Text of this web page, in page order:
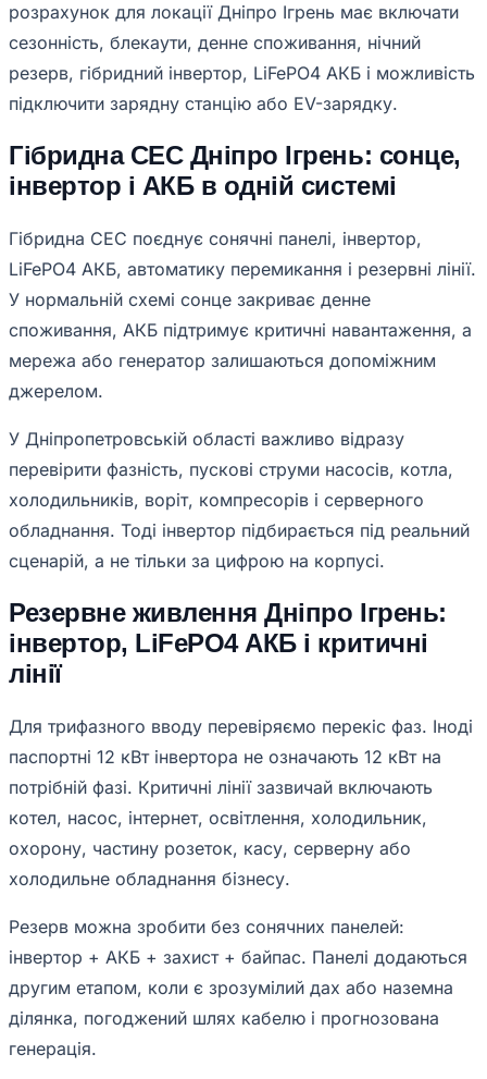
розрахунок для локації Дніпро Ігрень має включати
сезонність, блекаути, денне споживання, нічний
резерв, гібридний інвертор, LiFePO4 АКБ і можливість
підключити зарядну станцію або EV-зарядку.
Гібридна СЕС Дніпро Ігрень: сонце,
інвертор і АКБ в одній системі
Гібридна СЕС поєднує сонячні панелі, інвертор,
LiFePO4 АКБ, автоматику перемикання і резервні лінії.
У нормальній схемі сонце закриває денне
споживання, АКБ підтримує критичні навантаження, а
мережа або генератор залишаються допоміжним
джерелом.
У Дніпропетровській області важливо відразу
перевірити фазність, пускові струми насосів, котла,
холодильників, воріт, компресорів і серверного
обладнання. Тоді інвертор підбирається під реальний
сценарій, а не тільки за цифрою на корпусі.
Резервне живлення Дніпро Ігрень:
інвертор, LiFePO4 АКБ і критичні
лінії
Для трифазного вводу перевіряємо перекіс фаз. Іноді
паспортні 12 кВт інвертора не означають 12 кВт на
потрібній фазі. Критичні лінії зазвичай включають
котел, насос, інтернет, освітлення, холодильник,
охорону, частину розеток, касу, серверну або
холодильне обладнання бізнесу.
Резерв можна зробити без сонячних панелей:
інвертор + АКБ + захист + байпас. Панелі додаються
другим етапом, коли є зрозумілий дах або наземна
ділянка, погоджений шлях кабелю і прогнозована
генерація.